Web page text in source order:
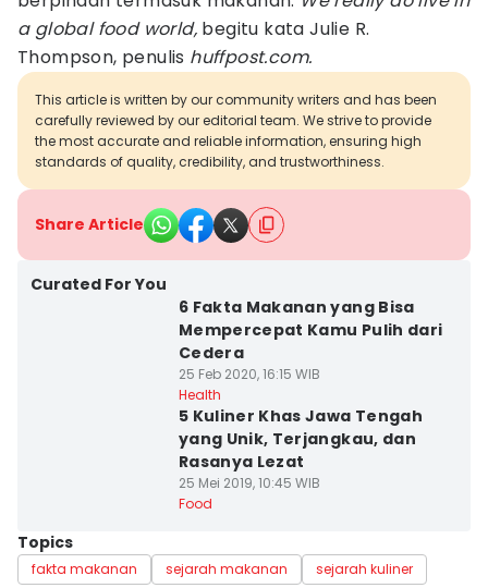
a global food world, begitu kata Julie R.
Thompson, penulis huffpost.com.
This article is written by our community writers and has been
carefully reviewed by our editorial team. We strive to provide
the most accurate and reliable information, ensuring high
standards of quality, credibility, and trustworthiness.
Share Article
Curated For You
6 Fakta Makanan yang Bisa
Mempercepat Kamu Pulih dari
Cedera
25 Feb 2020, 16:15 WIB
Health
5 Kuliner Khas Jawa Tengah
yang Unik, Terjangkau, dan
Rasanya Lezat
25 Mei 2019, 10:45 WIB
Food
Topics
fakta makanan sejarah makanan sejarah kuliner